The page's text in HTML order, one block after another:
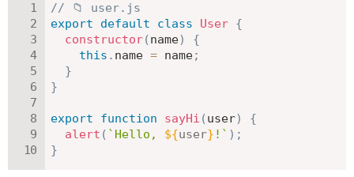
// 📁 user.js
export
default class User {
constructor(name)
{
this . name = name;
}
}
export function sayHi (user)
{
alert ( ` Hello, ${user} ! ` ) ;
}